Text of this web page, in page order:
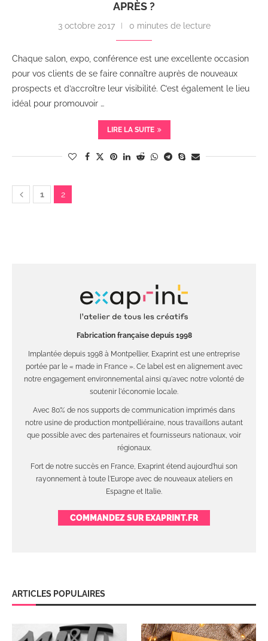
APRÈS ?
3 octobre 2017 0 minutes de lecture
Chaque salon, expo, conférence est une excellente occasion
pour vos clients de se faire connaître auprès de nouveaux
prospects et d’accroître leur visibilité. C’est également le lieu
idéal pour promouvoir …
LIRE LA SUITE
1 2
Fabrication française depuis 1998
Implantée depuis 1998 à Montpellier, Exaprint est une entreprise
portée par le « made in France ». Ce label est en alignement avec
notre engagement environnemental ainsi qu'avec notre volonté de
soutenir l'économie locale.
Avec 80% de nos supports de communication imprimés dans
notre usine de production montpelliéraine, nous travaillons autant
que possible avec des partenaires et fournisseurs nationaux, voir
régionaux.
Fort de notre succès en France, Exaprint étend aujourd'hui son
rayonnement à toute l'Europe avec de nouveaux ateliers en
Espagne et Italie.
COMMANDEZ SUR EXAPRINT.FR
ARTICLES POPULAIRES